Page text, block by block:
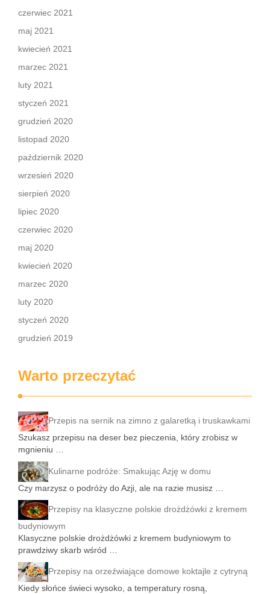
czerwiec 2021
maj 2021
kwiecień 2021
marzec 2021
luty 2021
styczeń 2021
grudzień 2020
listopad 2020
październik 2020
wrzesień 2020
sierpień 2020
lipiec 2020
czerwiec 2020
maj 2020
kwiecień 2020
marzec 2020
luty 2020
styczeń 2020
grudzień 2019
Warto przeczytać
Przepis na sernik na zimno z galaretką i truskawkami
Szukasz przepisu na deser bez pieczenia, który zrobisz w
mgnieniu …
Kulinarne podróże: Smakując Azję w domu
Czy marzysz o podróży do Azji, ale na razie musisz …
Przepisy na klasyczne polskie drożdżówki z kremem
budyniowym
Klasyczne polskie drożdżówki z kremem budyniowym to
prawdziwy skarb wśród …
Przepisy na orzeźwiające domowe koktajle z cytryną
Kiedy słońce świeci wysoko, a temperatury rosną,